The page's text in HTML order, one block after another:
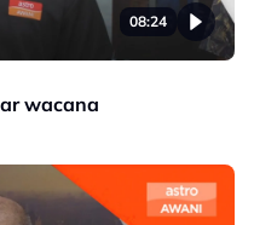
08:24
wacana